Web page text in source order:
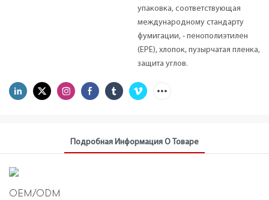
упаковка, соответствующая
международному стандарту
фумигации, - пенополиэтилен
(EPE), хлопок, пузырчатая пленка,
защита углов.
Подробная Информация О Товаре
OEM/ODM